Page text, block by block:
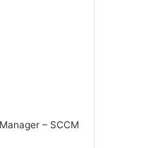
– SCCM